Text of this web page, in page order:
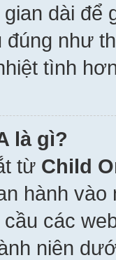
dài
đúng như
tình
là gì?
từ Child
hành
các
niên